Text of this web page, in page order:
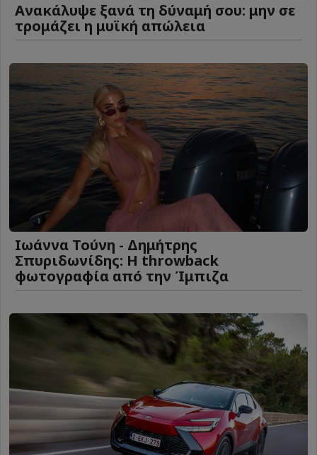
Ανακάλυψε ξανά τη δύναμή σου: μην σε
τρομάζει η μυϊκή απώλεια
Ιωάννα Τούνη - Δημήτρης
Σπυριδωνίδης: Η throwback
φωτογραφία από την Ίμπιζα